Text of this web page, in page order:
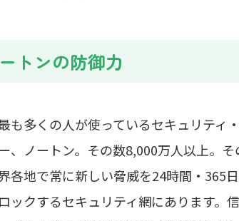
トンの防御力
も多くの人が使っているセキュリティ
、ノートン。その数8,000万人以上。
各地で常に新しい脅威を24時間・365
ックするセキュリティ網にあります。